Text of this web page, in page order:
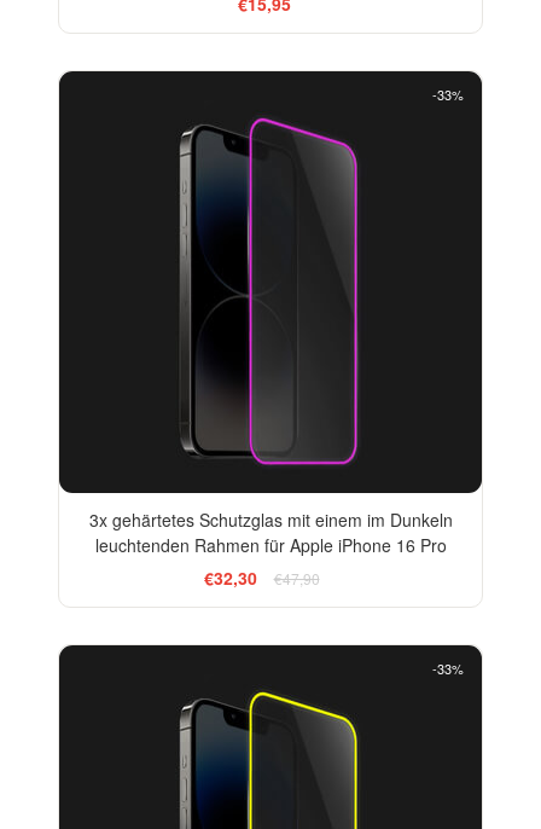
-33%
3x gehärtetes Schutzglas mit einem im Dunkeln
leuchtenden Rahmen für Apple iPhone 16 Pro
€32,30
€47,90
-33%